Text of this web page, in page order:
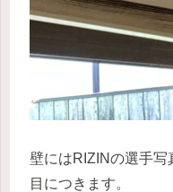
壁にはRIZINの選手写
目につきます。